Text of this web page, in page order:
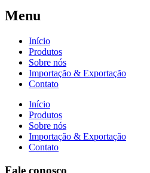
Menu
Início
Produtos
Sobre nós
Importação & Exportação
Contato
Início
Produtos
Sobre nós
Importação & Exportação
Contato
Fale conosco